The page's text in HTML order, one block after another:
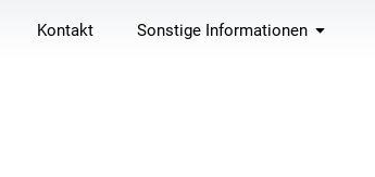
Kontakt Sonstige Informationen